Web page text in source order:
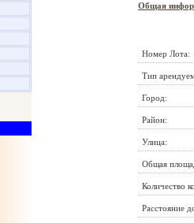
Общая
Номер Лота:
Тип
Город:
Район:
Улица:
Общая
Количество
Расстояние